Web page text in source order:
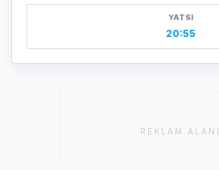
YATSI
20:55
REKLAM ALANI